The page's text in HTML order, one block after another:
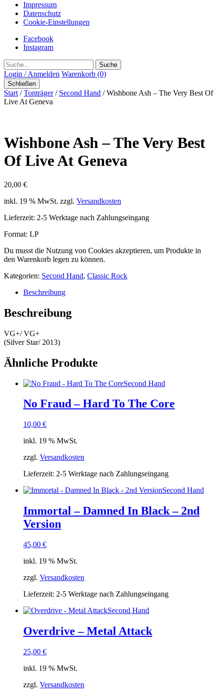
Impressum
Datenschutz
Cookie-Einstellungen
Facebook
Instagram
Suche
Login / Anmelden Warenkorb (0)
Schließen
Start /Tonträger/ Second Hand / Wishbone Ash – The Very Best Of
Live At Geneva
Wishbone Ash – The Very Best
Of Live At Geneva
20,00 €
inkl. 19 % MwSt. zzgl. Versandkosten
Lieferzeit: 2-5 Werktage nach Zahlungseingang
Format: LP
Du musst die Nutzung von Cookies akzeptieren, um Produkte in
den Warenkorb legen zu können.
Kategorien: Second Hand, Classic Rock
Beschreibung
Beschreibung
VG+/ VG+
(Silver Star/ 2013)
Ähnliche Produkte
Second Hand
No Fraud – Hard To The Core
10,00 €
inkl. 19 % MwSt.
zzgl. Versandkosten
Lieferzeit: 2-5 Werktage nach Zahlungseingang
Second Hand
Immortal – Damned In Black – 2nd
Version
45,00 €
inkl. 19 % MwSt.
zzgl. Versandkosten
Lieferzeit: 2-5 Werktage nach Zahlungseingang
Second Hand
Overdrive – Metal Attack
25,00 €
inkl. 19 % MwSt.
zzgl. Versandkosten